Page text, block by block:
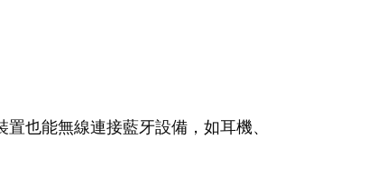
也能無線連接藍牙設備，如耳機、